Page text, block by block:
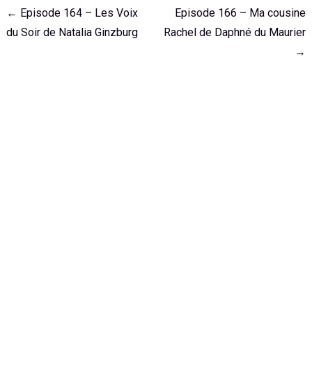
Navigation
de
← Episode 164 – Les Voix
du Soir de Natalia Ginzburg
Episode 166 – Ma cousine
Rachel de Daphné du Maurier
→